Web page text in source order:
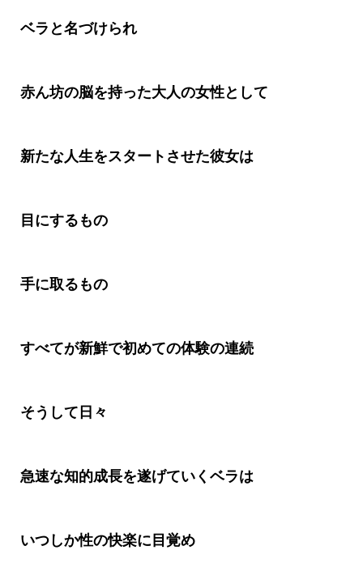
ベラと名づけられ
赤ん坊の脳を持った大人の女性として
新たな人生をスタートさせた彼女は
目にするもの
手に取るもの
すべてが新鮮で初めての体験の連続
そうして日々
急速な知的成長を遂げていくベラは
いつしか性の快楽に目覚め